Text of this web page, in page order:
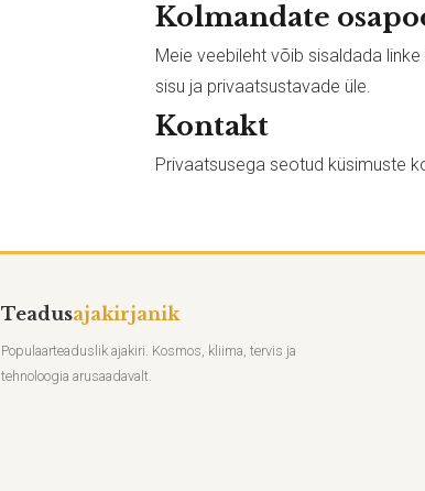
Kolmandate
Meie veebileht võib sisaldada
sisu ja privaatsustavade üle.
Kontakt
Privaatsusega seotud küsimuste
Teadusajakirjanik
Populaarteaduslik ajakiri. Kosmos, kliima, tervis ja
tehnoloogia arusaadavalt.